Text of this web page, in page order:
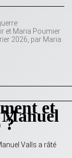
et Maria Poumier
2026, par Maria
et
?
Valls a râté